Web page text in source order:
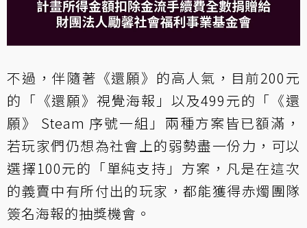
不過，伴隨著《還願》的高人氣，目前200元
的「《還願》視覺海報」以及499元的「《還
願》 Steam 序號一組」兩種方案皆已額滿，
若玩家們仍想為社會上的弱勢盡一份力，可以
選擇100元的「單純支持」方案，凡是在這次
的義賣中有所付出的玩家，都能獲得赤燭團隊
簽名海報的抽獎機會。